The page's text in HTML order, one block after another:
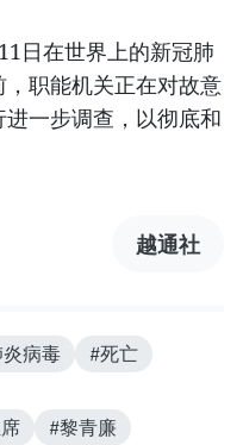
日在世界上的新冠肺
职能机关正在对故意
一步调查，以彻底和
越通社
病毒
#死亡
#黎青廉